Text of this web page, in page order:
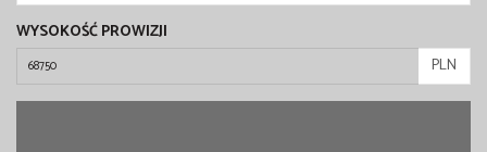
WYSOKOŚĆ PROWIZJI
PLN